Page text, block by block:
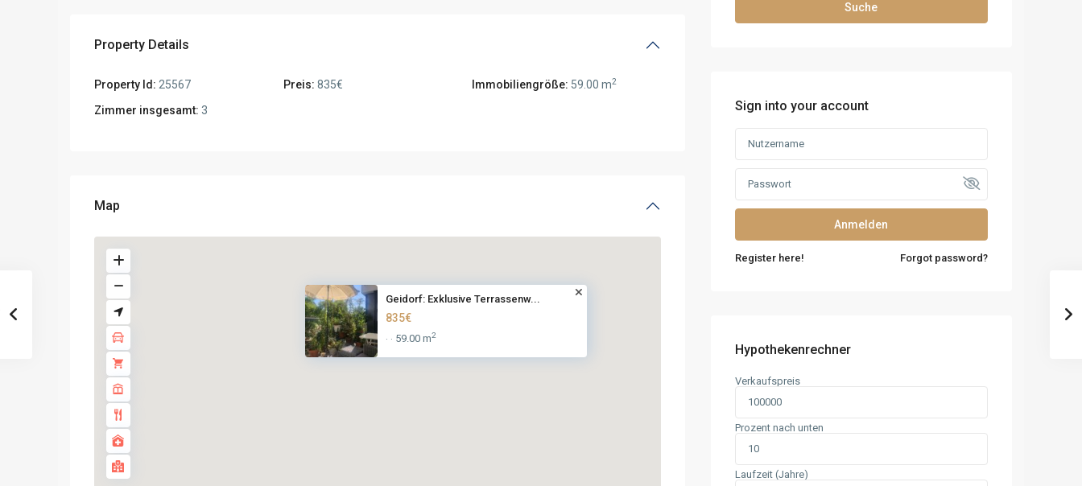
Property Details
Property Id: 25567 Preis: 835€ Immobiliengröße: 59.00 m2
Zimmer insgesamt: 3
Map
Geidorf: Exklusive Terrassenw...
835€
· · 59.00 m2
Suche
Sign into your account
Anmelden
Register here! Forgot password?
Hypothekenrechner
Verkaufspreis
Prozent nach unten
Laufzeit (Jahre)